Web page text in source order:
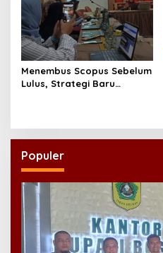
Menembus Scopus Sebelum
Lulus, Strategi Baru
Populer